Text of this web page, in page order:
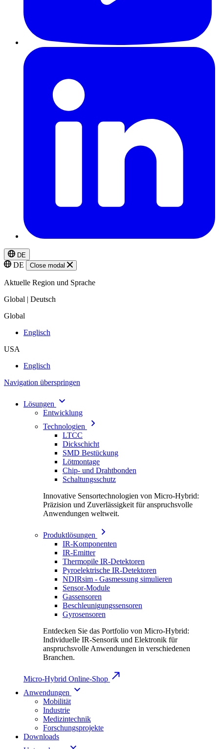
DE
DE Close modal
Aktuelle Region und Sprache
Global | Deutsch
Global
Englisch
USA
Englisch
Navigation überspringen
Lösungen
Entwicklung
Technologien
LTCC
Dickschicht
SMD Bestückung
Lötmontage
Chip- und Drahtbonden
Schaltungsschutz
Innovative Sensortechnologien von Micro-Hybrid:
Präzision und Zuverlässigkeit für anspruchsvolle
Anwendungen weltweit.
Produktlösungen
IR-Komponenten
IR-Emitter
Thermopile IR-Detektoren
Pyroelektrische IR-Detektoren
NDIRsim - Gasmessung simulieren
Sensor-Module
Gassensoren
Beschleunigungssensoren
Gyrosensoren
Entdecken Sie das Portfolio von Micro-Hybrid:
Individuelle IR-Sensorik und Elektronik für
anspruchsvolle Anwendungen in verschiedenen
Branchen.
Micro-Hybrid Online-Shop
Anwendungen
Mobilität
Industrie
Medizintechnik
Forschungsprojekte
Downloads